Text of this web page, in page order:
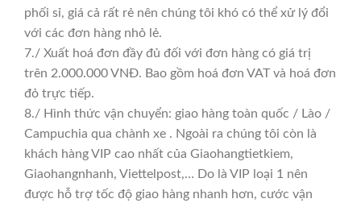
phối sỉ, giá cả rất rẻ nên chúng tôi khó có thể xử lý đổi
với các đơn hàng nhỏ lẻ.
7./ Xuất hoá đơn đầy đủ đối với đơn hàng có giá trị
trên 2.000.000 VNĐ. Bao gồm hoá đơn VAT và hoá đơn
đỏ trực tiếp.
8./ Hình thức vận chuyển: giao hàng toàn quốc / Lào /
Campuchia qua chành xe . Ngoài ra chúng tôi còn là
khách hàng VIP cao nhất của Giaohangtietkiem,
Giaohangnhanh, Viettelpost,… Do là VIP loại 1 nên
được hỗ trợ tốc độ giao hàng nhanh hơn, cước vận